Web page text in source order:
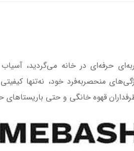
منحصربه‌فرد خود، نه‌تنها
قهوه خانگی و حتی